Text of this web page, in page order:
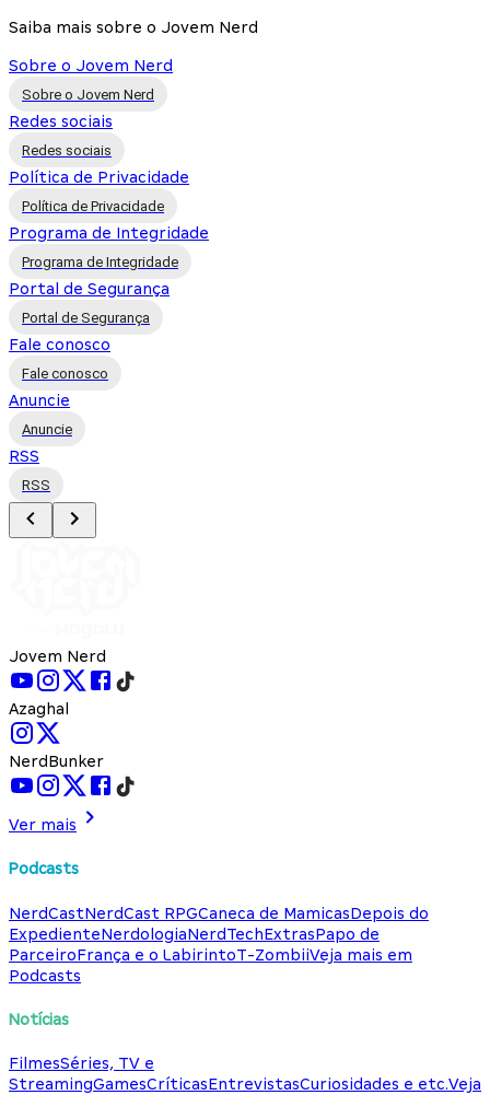
Saiba mais sobre o Jovem Nerd
Sobre o Jovem Nerd
Sobre o Jovem Nerd
Redes sociais
Redes sociais
Política de Privacidade
Política de Privacidade
Programa de Integridade
Programa de Integridade
Portal de Segurança
Portal de Segurança
Fale conosco
Fale conosco
Anuncie
Anuncie
RSS
RSS
Jovem Nerd
Azaghal
NerdBunker
Ver mais
Podcasts
NerdCastNerdCast RPGCaneca de MamicasDepois do
ExpedienteNerdologiaNerdTechExtrasPapo de
ParceiroFrança e o LabirintoT-ZombiiVeja mais em
Podcasts
Notícias
FilmesSéries, TV e
StreamingGamesCríticasEntrevistasCuriosidades e etc.Veja